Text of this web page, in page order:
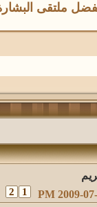
ملتقى
1
2